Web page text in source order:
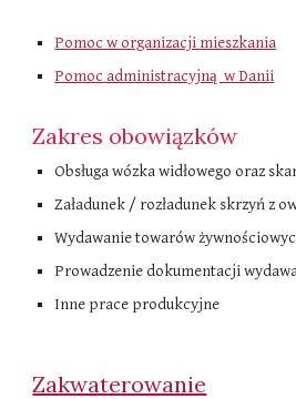
Pomoc w organizacji mieszkania
Pomoc administracyjną w Danii
Zakres obowiązków
Obsługa wózka widłowego oraz
Załadunek / rozładunek skrzyń z
Wydawanie towarów
Prowadzenie dokumentacji
Inne prace produkcyjne
Zakwaterowanie